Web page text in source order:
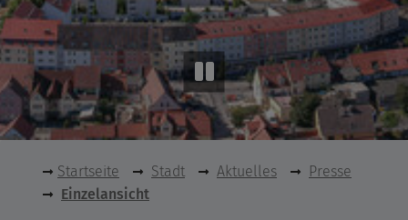
Startseite Stadt Aktuelles
Presse
Einzelansicht